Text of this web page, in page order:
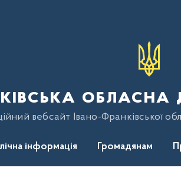
обласна
вебсайт Івано-Франківської
інформація Громадянам